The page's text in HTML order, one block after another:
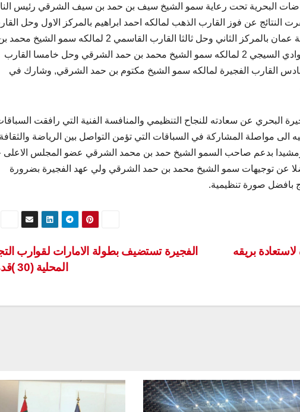
البحرية تحت رعاية سمو الشيخ سيف بن حمد بن سيف الشرقي رئيس
النتائج عن فوز القارب الذهب لمالكه احمد ابراهيم بالمركز الاول وحل
شناص لمالكه وزارةالشؤون الرياضية في سلطنة عمان بالمركز الثاني وحل ثالثا القارب القاسمي 2 لمالكه سمو الشيخ
سعود القاسمي بينما جاء بالمركز الرابع القارب وادي السيجي 2 لمالكه سمو الشيخ محمد بن حمد الشرقي وحل خامسا القارب
القارب الفجيرة لمالكه سمو الشيخ مكتوم بن حمد الشرقي, وشارك في
البحري عن سعادته للنجاح التنظيمي والمنافسة الفنية التي رافقت
الى مواصلة المشاركة في السباقات التي تؤمن التواصل بين الرياضة والثقافة
ومشيدا بدعم صاحب السمو الشيخ حمد بن محمد الشرقي عضو المجلس الاعلى
عن توجيهات سمو الشيخ محمد بن حمد الشرقي ولي عهد الفجيرة بضرورة
بافضل صورة تنظيمية.
الفجيرة تستضيف بطولة الامارات لقوارب
المحلية (30 )قدما
بريقه